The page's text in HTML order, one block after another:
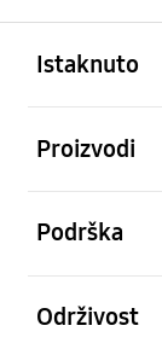
Istaknuto
Proizvodi
Podrška
Održivost